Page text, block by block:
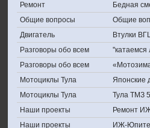
Ремонт
Бедная
Общие вопросы
Общие
Двигатель
Втулки
Разговоры обо всем
Разговоры обо всем
Мотоциклы Тула
Японские
Мотоциклы Тула
Тула ТМЗ
Наши проекты
Ремонт
Наши проекты
ИЖ-